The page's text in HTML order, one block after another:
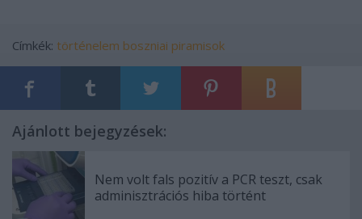
Címkék: történelem boszniai piramisok
Ajánlott bejegyzések:
Nem volt fals pozitív a PCR teszt, csak
adminisztrációs hiba történt